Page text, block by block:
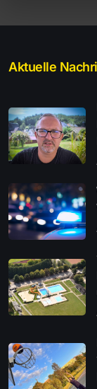
Aktuelle